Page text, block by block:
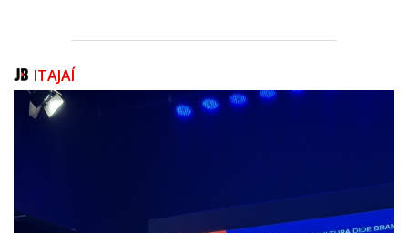
https://navegantes.sc.gov.br/licitacoes.
O Edital completo está disponível aqui: EDITAL FEIRA DE NEGÓCIOS
MOTONAVE 2025
Sexta-feira (31/10): 18h às 24h
ITAJAÍ